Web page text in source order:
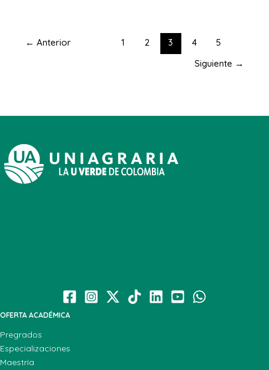
← Anterior 1 2 3 4
5
Siguiente →
OFERTA ACADÉMICA
Pregrados
Especializaciones
Maestría